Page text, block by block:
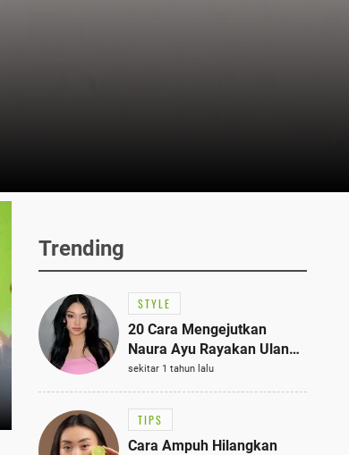
Trending
STYLE
20 Cara Mengejutkan
Naura Ayu Rayakan Ulang
Tahun di Panti Asuhan,
Terlihat Anggun dengan
Kaftan Cokelat
sekitar 1 tahun lalu
TIPS
Cara Ampuh Hilangkan